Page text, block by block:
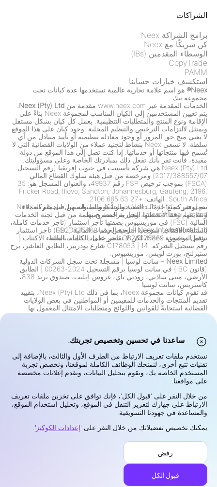
الشراكات
برامج الشراكة Neex
كن شريكًا مع Neex
الوسطاء المقدمين (IBs)
CopyTrade
PAMM
استكشف خيارات حسابنا.
Neex®
هو اسم علامة تجارية عالمية تستخدمها عدة كيانات تحت
مجموعة نيك.
الخدمات المقدمة عبر www.neex.com مقدمة من
Neex (Pty) Ltd.
يتم تعيين المستخدمين إلى الكيان المناسب لمجموعة Neex بناءً على
الإقامة ونوع المنتج والمتطلبات التنظيمية. يعمل كل كيان بشكل مستقل
ويمتثل لالتزامات الترخيص والتنظيم المحلية. وجود كيان على هذا الموقع
لا يعني منح حق المرور أو وجود معادلة تنظيمية أو تأييد متبادل من أي
سلطة. لا تسعى Neex بنشاط لتجنيد عملاء من الولايات القضائية التي لا
تُسمح فيها منتجاتها أو خدماتها. إذا كنت تصل إلى هذا الموقع من دولة
مقيدة، فأنت تقر بأنك تفعل ذلك بمبادرتك الخاصة وعلى مسؤوليتك.
Neex (Pty) Ltd هي شركة تأسست في جنوب إفريقيا (رقم التسجيل:
2017/388557/07) ومرخصة من قبل هيئة سلوك القطاع المالي
(FSCA) بموجب ترخيص FSP رقم 49937، والعنوان المسجل هو: 35
Fricker Road, Illovo, Sandton, Johannesburg, Gauteng, 2196,
South Africa. الهاتف: +27 63 665 2106.
تعمل شركة Neex Pty Ltd حصرياً كوسيط، لتسهيل انضمام العملاء
وتقديمهم وفقاً لأنشطتها التجارية المصرح بها.
يتم توفير جميع خدمات التنفيذ والحفظ والسيولة من قبل شركة Neex
International Limited، وهي مرخصة ومنظمة من قبل لجنة الخدمات
المالية (FSC) في موريشيوس بصفتها تاجر استثمار (تاجر خدمات كاملة،
باستثناء الاكتتاب) بموجب الترخيص رقم GB20025869.
تشمل مجموعة Neex، لكن لا تقتصر على، الكيانات التالية:
Neex International Ltd
– لجنة الخدمات المالية (FSC) تاجر استثمار
برقم الترخيص: GB20025869 تاجر خدمات كاملة باستثناء الاكتتاب
رقم تسجيل الشركة: C178053
14 شارع بودريير، الطابق العاشر، برج
ستيرلنج، بورت لويس، موريشيوس.
Neex Limited – سانت لوسيا
مسجلة تحت سجل الشركات الدولية
(قانون IBC) في سانت لوسيا برقم التسجيل 2024-00263
الطابق
الأرضي، مبنى ساذبي، رودني باي، غروس-إيليت، صندوق بريد 838،
كاستريس، سانت لوسيا
قد تقوم كيانات مجموعة Neex، بما في ذلك Neex (Pty) Ltd، بتقييد
تقديم المنتجات والخدمات للمقيمين أو المواطنين في بعض الولايات
القضائية استجابةً للقوانين واللوائح ومتطلبات الامتثال المعمول بها.
يشمل ذلك، ولكن لا يقتصر على، القيود المفروضة على المقيمين في
باستمرار وفقًا للتغيرات التنظيمية.
تحذير من المخاطر:
عقود الفروقات (CFDs) وسوق الصرف الأجنبي
(Forex) هي منتجات مدفوعة بالرافعة المالية وتحمل مخاطر عالية
بفقدان رأس المال بسرعة. قد لا تكون تجارة مثل هذه الأدوات مناسبة
لجميع المستثمرين. إن إمكانياتك لتحقيق ربح أو خسارة مرتبطة مباشرة
بتقلبات أسعار السوق. قبل التداول، يجب عليك النظر بعناية في أهدافك
الاستثمارية، مستوى خبرتك، وضعك المالي، وتحمل المخاطر. إذا كنت
غير متأكد من المخاطر أو شروط التداول، اطلب نصيحة مستقلة من
مستشار مالي مؤهل. لا تتداول بأموال لا يمكنك تحمل خسارتها.
الخصوصية والأمان
شروط الاستخدام
سياسة الكوكيز
إفصاح عن المخاطر
إدارة الشكاوى
©2026 نيك. جميع الحقوق محفوظة.
ساعدنا في تحسين وتخصيص تجربتك.
نستخدم ملفات تعريف الارتباط من الطرف الأول والثالث، بالإضافة إلى
تقنيات تتبع أخرى، لنمنحك الوظائف الكاملة لموقعنا، ونخصص تجربة
المستخدم الخاصة بك، ونقوم بتحليل البيانات، ونقدم إعلانات مخصصة
على مواقعنا.
من خلال النقر على 'قبول الكل'، فإنك توافق على تخزين ملفات تعريف
الارتباط على جهازك لتعزيز التنقل في الموقع، وتحليل استخدام الموقع،
والمساعدة في جهودنا التسويقية.
يمكنك تخصيص تفضيلاتك من خلال النقر على 'إعدادات الكوكيز '.
رفض
قبول الكل